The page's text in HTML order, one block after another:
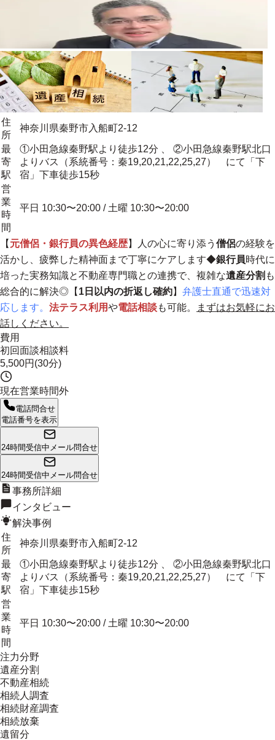
住
所
神奈川県秦野市入船町2-12
最
寄
駅
①小田急線秦野駅より徒歩12分 、 ②小田急線秦野駅北口
よりバス（系統番号：秦19,20,21,22,25,27） にて「下
宿」下車徒歩15秒
営
業
時
間
平日 10:30〜20:00 / 土曜 10:30〜20:00
【 元僧侶・銀行員の異色経歴】人の心に寄り添う 僧侶の経験を
活かし、疲弊した精神面まで丁寧にケアします◆銀行員時代に
培った実務知識と不動産専門職との連携で、複雑な遺産分割 も
総合的に解決◎【 1日以内の折返し確約】 弁護士直通で迅速対
応します。 法テラス利用や電話相談も可能。
まずはお気軽にお
話しください。
費用
初回面談相談料
5,500円(30分)
現在営業時間外
電話問合せ
電話番号を表示
24時間受信中 メール問合せ
24時間受信中 メール問合せ
事務所詳細
インタビュー
解決事例
住
所
神奈川県秦野市入船町2-12
最
寄
駅
①小田急線秦野駅より徒歩12分 、 ②小田急線秦野駅北口
よりバス（系統番号：秦19,20,21,22,25,27） にて「下
宿」下車徒歩15秒
営
業
時
間
平日 10:30〜20:00 / 土曜 10:30〜20:00
注力分野
遺産分割
不動産相続
相続人調査
相続財産調査
相続放棄
遺留分